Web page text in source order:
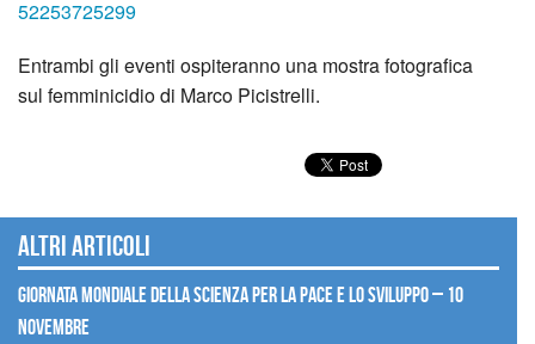
52253725299
Entrambi gli eventi ospiteranno una mostra fotografica
sul femminicidio di Marco Picistrelli.
Altri articoli
Giornata mondiale della scienza per la pace e lo sviluppo – 10
novembre